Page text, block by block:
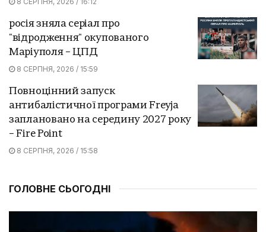
росія зняла серіал про
"відродження" окупованого
Маріуполя – ЦПД
8 СЕРПНЯ, 2026 / 15:59
Повноцінний запуск
антибалістичної програми Freyja
заплановано на середину 2027 року
– Fire Point
8 СЕРПНЯ, 2026 / 15:58
ГОЛОВНЕ СЬОГОДНІ